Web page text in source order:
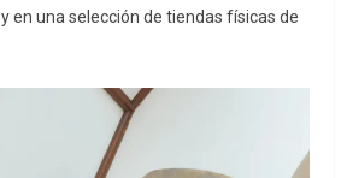
y en una selección de tiendas físicas de